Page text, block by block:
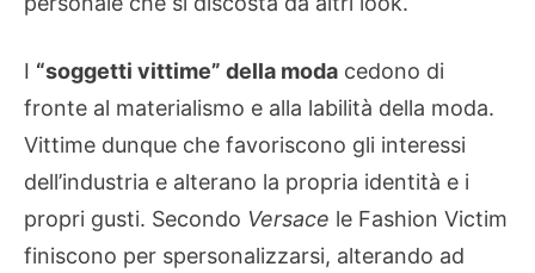
I “soggetti vittime” della moda cedono di
fronte al materialismo e alla labilità della moda.
Vittime dunque che favoriscono gli interessi
dell’industria e alterano la propria identità e i
propri gusti. Secondo Versace le Fashion Victim
finiscono per spersonalizzarsi, alterando ad